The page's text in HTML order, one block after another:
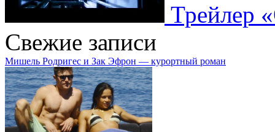
Трейлер
Свежие записи
Мишель Родригес и Зак Эфрон — курортный роман